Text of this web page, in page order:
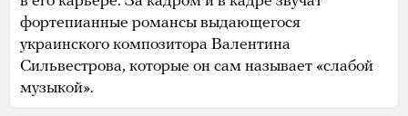
фортепианные романсы выдающегося
украинского композитора Валентина
Сильвестрова, которые он сам называет «слабой
музыкой».